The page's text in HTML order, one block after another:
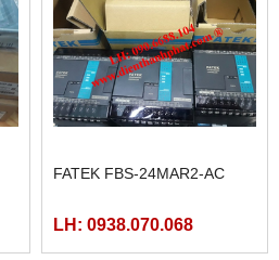
FATEK FBS-24MAR2-AC
LH: 0938.070.068